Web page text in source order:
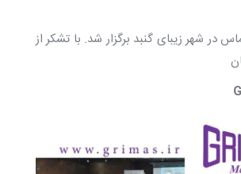
در شهر زیبای گنبد برگزار شد. با تشکر از